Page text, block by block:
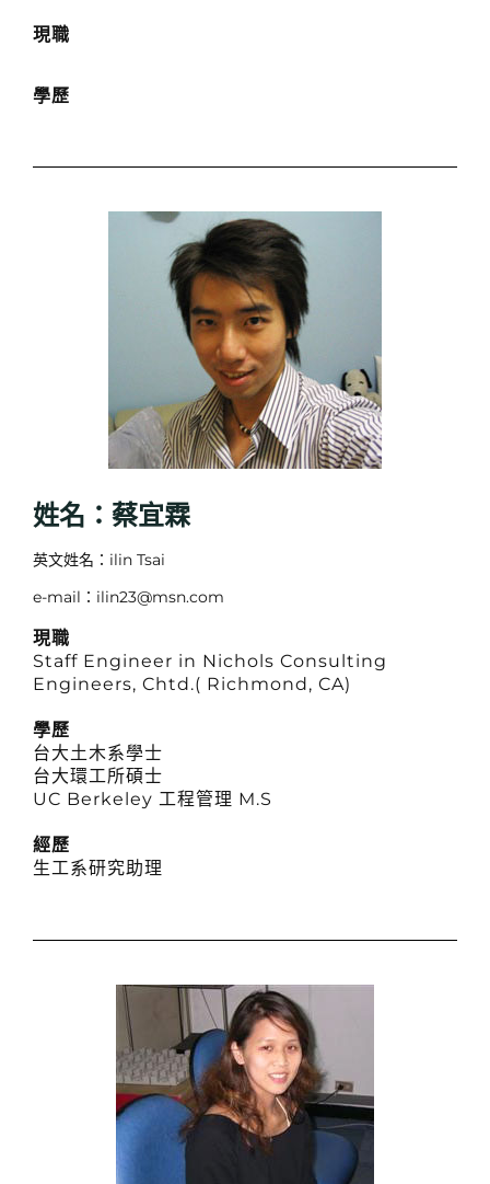
現職
學歷
姓名：蔡宜霖
英文姓名：ilin Tsai
e-mail：ilin23@msn.com
現職
Staff Engineer in Nichols Consulting
Engineers, Chtd.( Richmond, CA)
學歷
台大土木系學士
台大環工所碩士
UC Berkeley 工程管理 M.S
經歷
生工系研究助理